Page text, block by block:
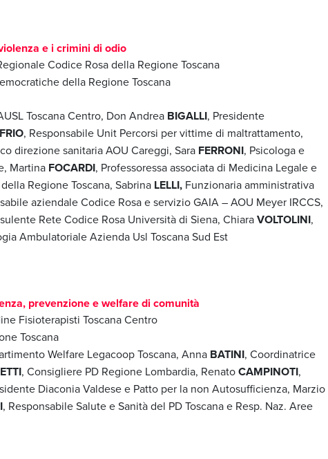
e i crimini di odio
Codice Rosa della Regione Toscana
della Regione Toscana
Toscana Centro, Don Andrea BIGALLI, Presidente
, Responsabile Unit Percorsi per vittime di maltrattamento,
direzione sanitaria AOU Careggi, Sara FERRONI, Psicologa e
Martina FOCARDI, Professoressa associata di Medicina Legale e
Regione Toscana, Sabrina LELLI, Funzionaria amministrativa
aziendale Codice Rosa e servizio GAIA – AOU Meyer IRCCS,
Rete Codice Rosa Università di Siena, ChiaraVOLTOLINI,
Ambulatoriale Azienda Usl Toscana Sud Est
prevenzione e welfare di comunità
Fisioterapisti Toscana Centro
Toscana
Welfare Legacoop Toscana, Anna BATINI, Coordinatrice
, Consigliere PD Regione Lombardia, RenatoCAMPINOTI,
Diaconia Valdese e Patto per la non Autosufficienza, Marzio
, Responsabile Salute e Sanità del PD Toscana e Resp. Naz. Aree